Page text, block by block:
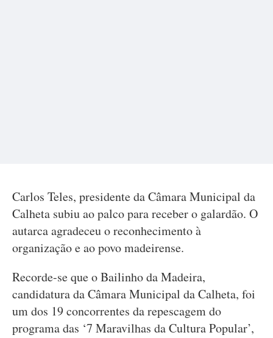
Carlos Teles, presidente da Câmara Municipal da
Calheta subiu ao palco para receber o galardão. O
autarca agradeceu o reconhecimento à
organização e ao povo madeirense.
Recorde-se que o Bailinho da Madeira,
candidatura da Câmara Municipal da Calheta, foi
um dos 19 concorrentes da repescagem do
programa das ‘7 Maravilhas da Cultura Popular’,